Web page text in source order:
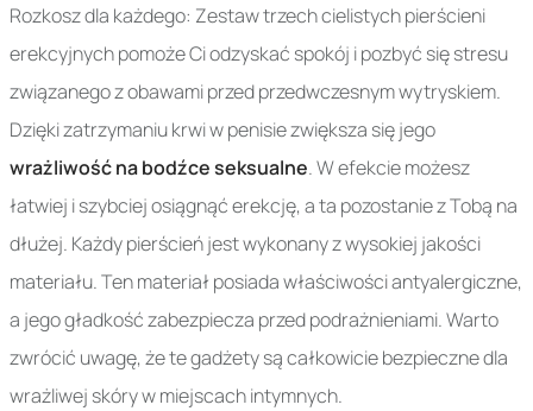
Rozkosz dla każdego: Zestaw trzech cielistych pierścieni
erekcyjnych pomoże Ci odzyskać spokój i pozbyć się stresu
związanego z obawami przed przedwczesnym wytryskiem.
Dzięki zatrzymaniu krwi w penisie zwiększa się jego
wrażliwość na bodźce seksualne. W efekcie możesz
łatwiej i szybciej osiągnąć erekcję, a ta pozostanie z Tobą na
dłużej. Każdy pierścień jest wykonany z wysokiej jakości
materiału. Ten materiał posiada właściwości antyalergiczne,
a jego gładkość zabezpiecza przed podrażnieniami. Warto
zwrócić uwagę, że te gadżety są całkowicie bezpieczne dla
wrażliwej skóry w miejscach intymnych.